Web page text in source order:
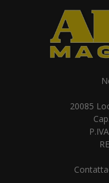
20085